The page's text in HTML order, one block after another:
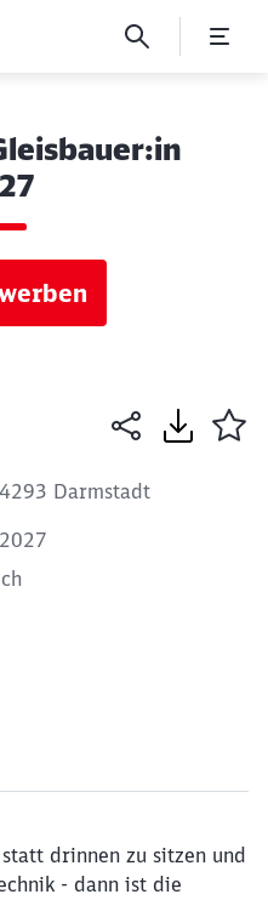
Darmstadt
drinnen zu sitzen und
- dann ist die